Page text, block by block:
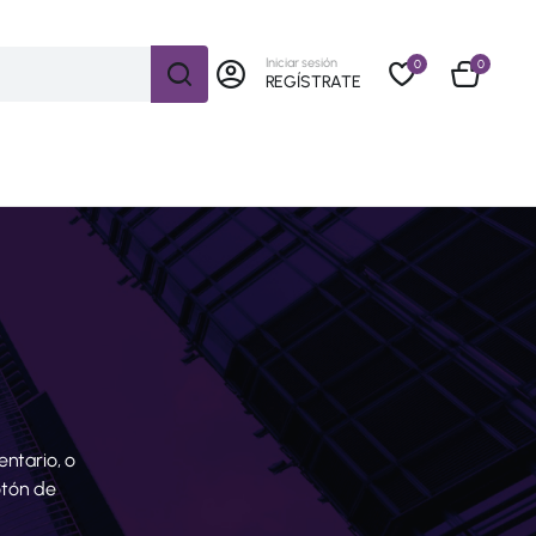
Iniciar sesión
REGÍSTRATE
0 0
o
de